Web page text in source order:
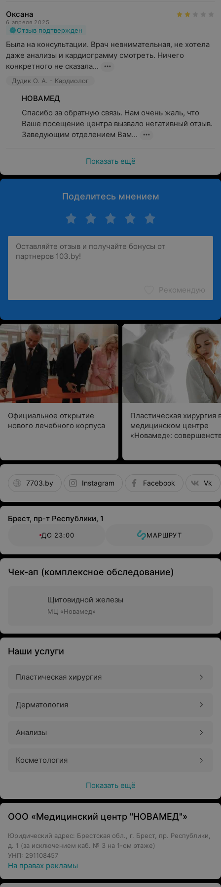
Оксана
6 апреля 2025
Отзыв подтвержден
Была на консультации. Врач невнимательная, не хотела
даже анализы и кардиограмму смотреть. Ничего
конкретного не сказала...
Дудик О. А. - Кардиолог
НОВАМЕД
Спасибо за обратную связь. Нам очень жаль, что
Ваше посещение центра вызвало негативный отзыв.
Заведующим отделением Вам...
Показать ещё
Поделитесь мнением
Рекомендую
Официальное открытие
нового лечебного корпуса
Пластическая хирургия
медицинском центре
«Новамед»:
7703.by Instagram Facebook Vk
Брест, пр-т Республики, 1
ДО 23:00 МАРШРУТ
Чек-ап (комплексное обследование)
Щитовидной железы
МЦ «Новамед»
Наши услуги
Пластическая хирургия
Дерматология
Анализы
Косметология
Показать ещё
ООО «Медицинский центр "НОВАМЕД"»
Юридический адрес: Брестская обл., г. Брест, пр. Республики,
д. 1 (за исключением каб. № 3 на 1-ом этаже)
УНП: 291108457
На правах рекламы